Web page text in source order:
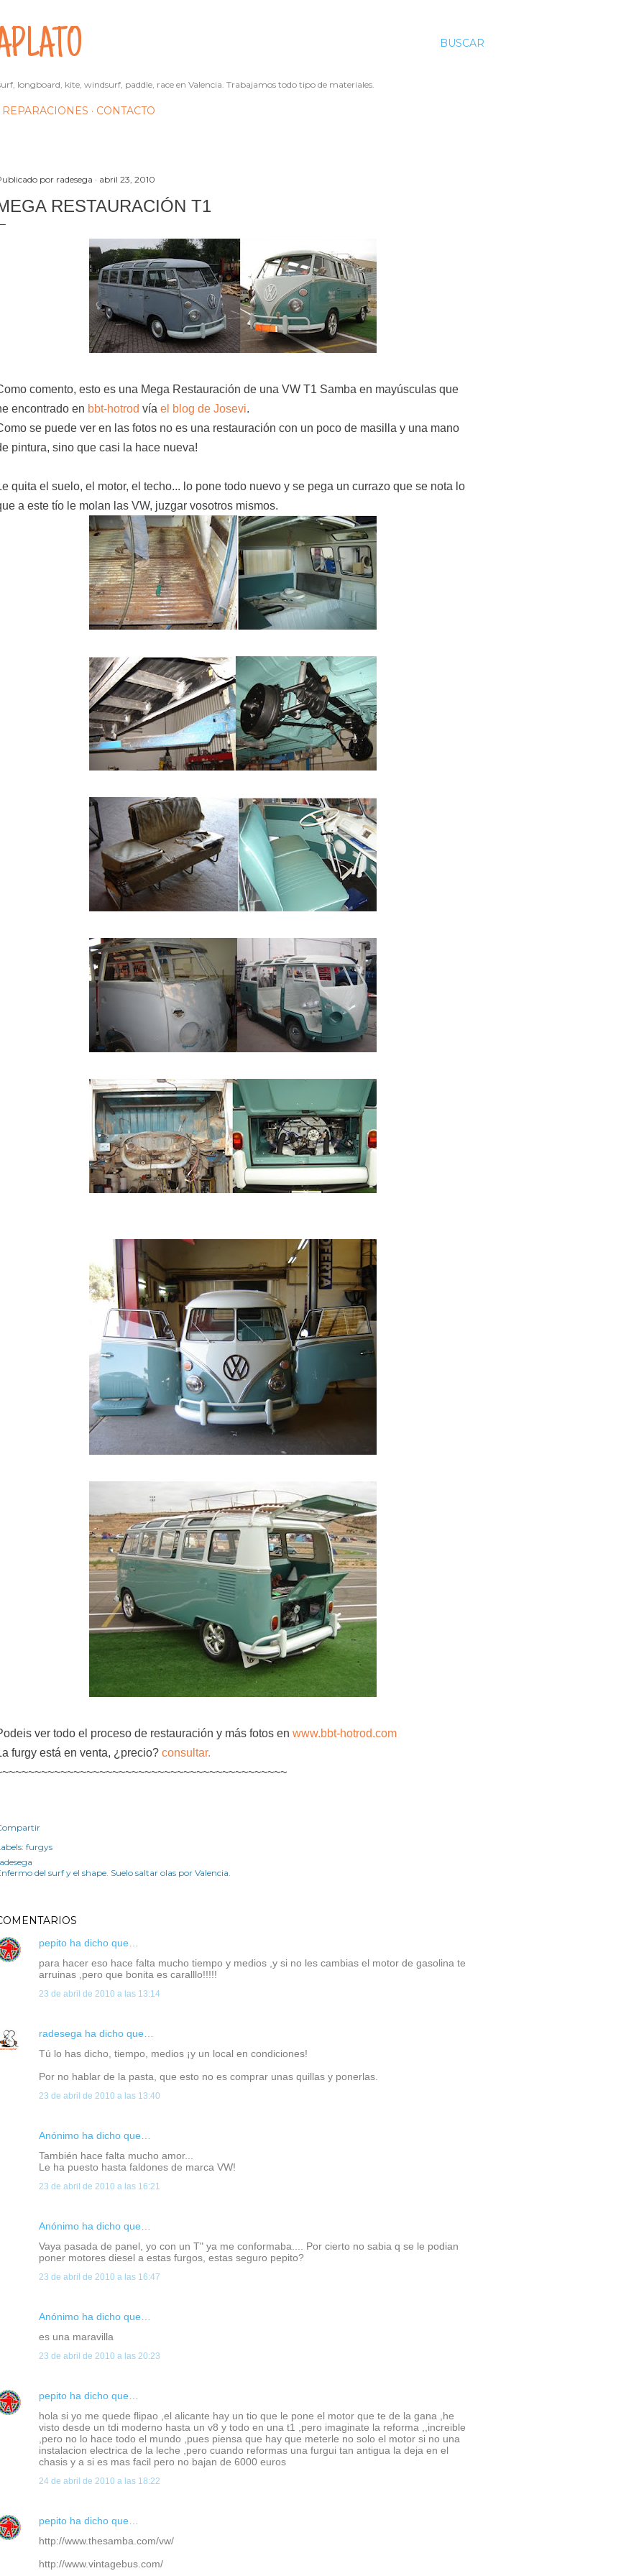
BUSCAR
longboard, kite, windsurf, paddle, race en Valencia. Trabajamos todo tipo de materiales.
REPARACIONES CONTACTO
por radesega abril 23, 2010
RESTAURACIÓN T1
comento, esto es una Mega Restauración de una VW T1 Samba en mayúsculas que
encontrado en bbt-hotrod vía el blog de Josevi.
se puede ver en las fotos no es una restauración con un poco de masilla y una mano
pintura, sino que casi la hace nueva!
quita el suelo, el motor, el techo... lo pone todo nuevo y se pega un currazo que se nota lo
a este tío le molan las VW, juzgar vosotros mismos.
ver todo el proceso de restauración y más fotos en www.bbt-hotrod.com
furgy está en venta, ¿precio? consultar.
furgys
del surf y el shape. Suelo saltar olas por Valencia.
pepito ha dicho que…
para hacer eso hace falta mucho tiempo y medios ,y si no les cambias el motor de gasolina te
arruinas ,pero que bonita es caralllo!!!!!
23 de abril de 2010 a las 13:14
radesega ha dicho que…
Tú lo has dicho, tiempo, medios ¡y un local en condiciones!
Por no hablar de la pasta, que esto no es comprar unas quillas y ponerlas.
23 de abril de 2010 a las 13:40
Anónimo ha dicho que…
También hace falta mucho amor...
Le ha puesto hasta faldones de marca VW!
23 de abril de 2010 a las 16:21
Anónimo ha dicho que…
Vaya pasada de panel, yo con un T" ya me conformaba.... Por cierto no sabia q se le podian
poner motores diesel a estas furgos, estas seguro pepito?
23 de abril de 2010 a las 16:47
Anónimo ha dicho que…
es una maravilla
23 de abril de 2010 a las 20:23
pepito ha dicho que…
hola si yo me quede flipao ,el alicante hay un tio que le pone el motor que te de la gana ,he
visto desde un tdi moderno hasta un v8 y todo en una t1 ,pero imaginate la reforma ,,increible
,pero no lo hace todo el mundo ,pues piensa que hay que meterle no solo el motor si no una
instalacion electrica de la leche ,pero cuando reformas una furgui tan antigua la deja en el
chasis y a si es mas facil pero no bajan de 6000 euros
24 de abril de 2010 a las 18:22
pepito ha dicho que…
http://www.thesamba.com/vw/
http://www.vintagebus.com/